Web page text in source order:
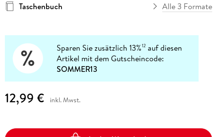
Taschenbuch
Alle 3 Formate
Sparen Sie zusätzlich 13%12 auf diesen
Artikel mit dem Gutscheincode:
SOMMER13
12,99 € inkl. Mwst.